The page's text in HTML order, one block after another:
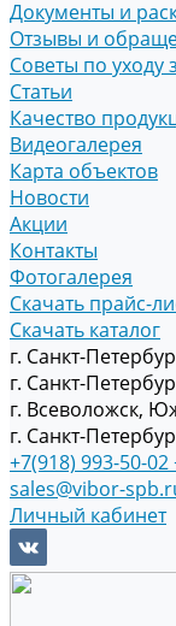
Документы и
Отзывы и
Советы по уходу
Статьи
Качество
Видеогалерея
Карта объектов
Новости
Акции
Контакты
Фотогалерея
Скачать прайс-
Скачать каталог
г. Санкт-
г. Санкт-
г. Всеволожск,
г. Санкт-
+7(918) 993-50-02
sales@vibor-
Личный кабинет